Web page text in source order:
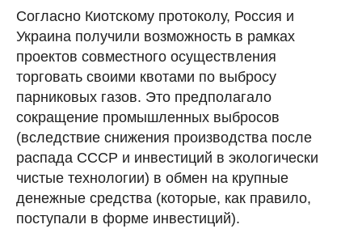
Согласно Киотскому протоколу, Россия и
Украина получили возможность в рамках
проектов совместного осуществления
торговать своими квотами по выбросу
парниковых газов. Это предполагало
сокращение промышленных выбросов
(вследствие снижения производства после
распада СССР и инвестиций в экологически
чистые технологии) в обмен на крупные
денежные средства (которые, как правило,
поступали в форме инвестиций).